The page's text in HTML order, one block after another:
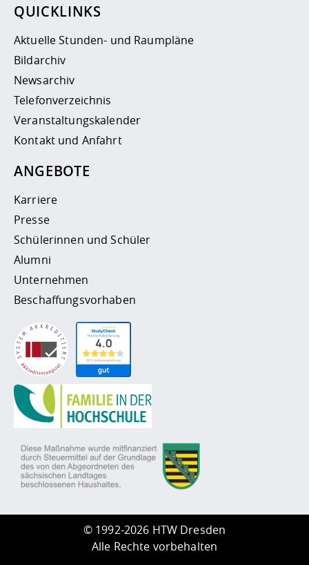
QUICKLINKS
Aktuelle Stunden- und Raumpläne
Bildarchiv
Newsarchiv
Telefonverzeichnis
Veranstaltungskalender
Kontakt und Anfahrt
ANGEBOTE
Karriere
Presse
Schülerinnen und Schüler
Alumni
Unternehmen
Beschaffungsvorhaben
© 1992-2026 HTW Dresden
Alle Rechte vorbehalten